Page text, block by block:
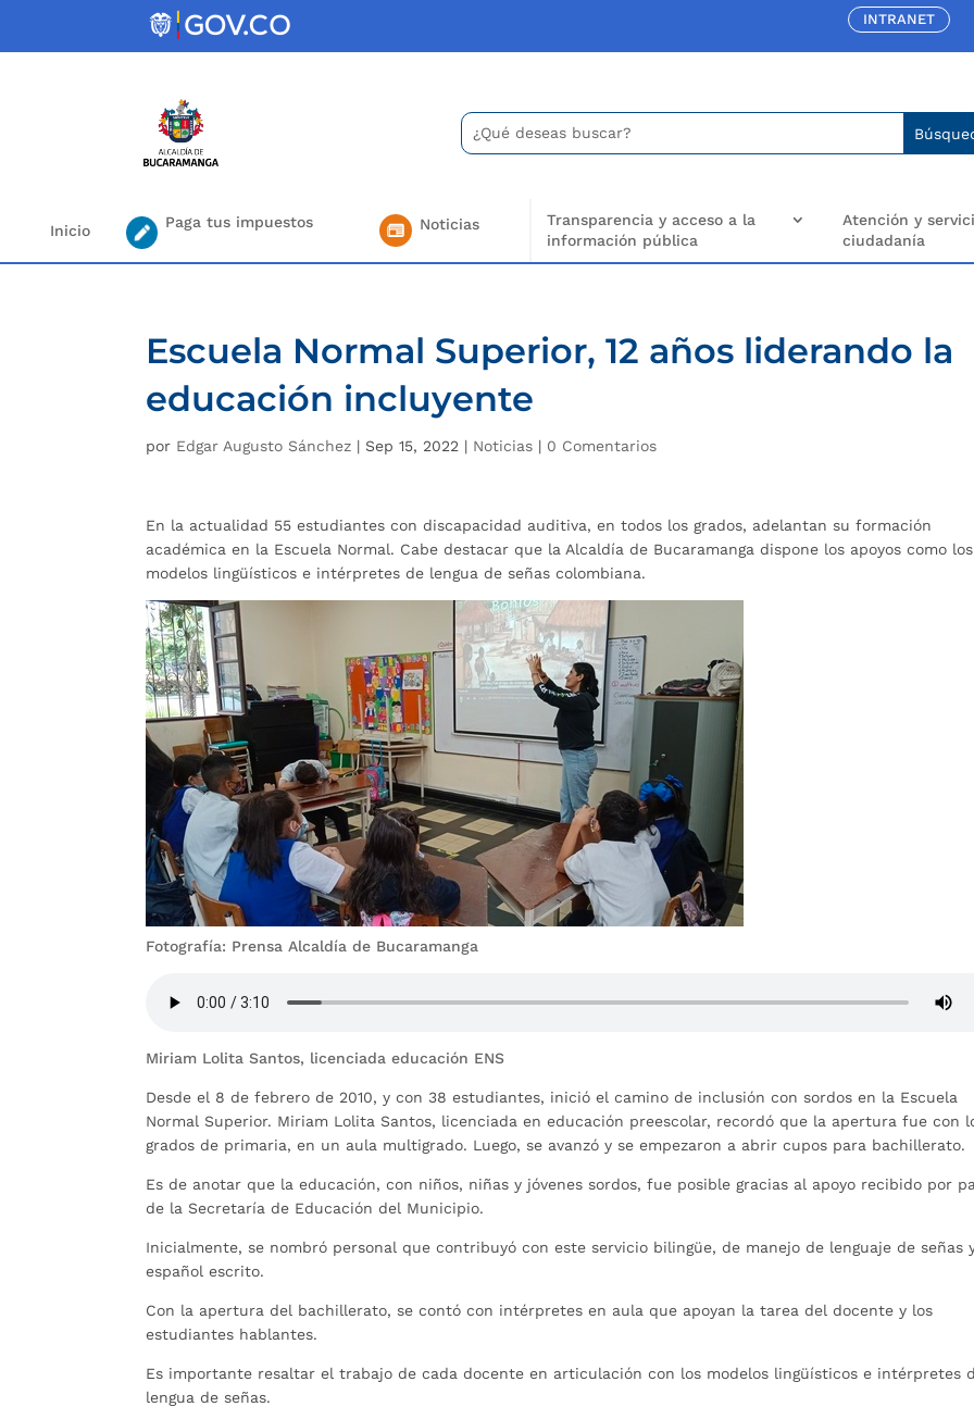
INTRANET
Buscar:
Search
for...
Inicio Paga tus impuestos Noticias
Transparencia y acceso a la
información pública
Atención y
ciudadanía
Escuela Normal Superior, 12 años liderando la
educación incluyente
por Edgar Augusto Sánchez | Sep 15, 2022 | Noticias | 0 Comentarios
En la actualidad 55 estudiantes con discapacidad auditiva, en todos los grados, adelantan su formación
académica en la Escuela Normal. Cabe destacar que la Alcaldía de Bucaramanga dispone los apoyos como los
modelos lingüísticos e intérpretes de lengua de señas colombiana.
Fotografía: Prensa Alcaldía de Bucaramanga
Miriam Lolita Santos, licenciada educación ENS
Desde el 8 de febrero de 2010, y con 38 estudiantes, inició el camino de inclusión con sordos en la Escuela
Normal Superior. Miriam Lolita Santos, licenciada en educación preescolar, recordó que la apertura fue con
grados de primaria, en un aula multigrado. Luego, se avanzó y se empezaron a abrir cupos para bachillerato.
Es de anotar que la educación, con niños, niñas y jóvenes sordos, fue posible gracias al apoyo recibido por
de la Secretaría de Educación del Municipio.
Inicialmente, se nombró personal que contribuyó con este servicio bilingüe, de manejo de lenguaje de señas
español escrito.
Con la apertura del bachillerato, se contó con intérpretes en aula que apoyan la tarea del docente y los
estudiantes hablantes.
Es importante resaltar el trabajo de cada docente en articulación con los modelos lingüísticos e intérpretes
lengua de señas.